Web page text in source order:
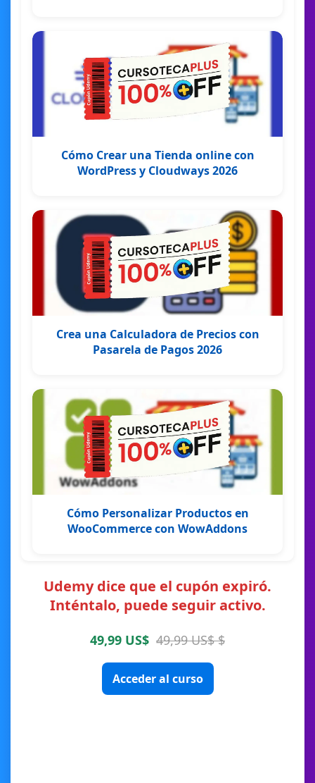
Cómo Crear una Tienda online con
WordPress y Cloudways 2026
Crea una Calculadora de Precios con
Pasarela de Pagos 2026
Cómo Personalizar Productos en
WooCommerce con WowAddons
Udemy dice que el cupón expiró.
Inténtalo, puede seguir activo.
49,99 US$ 49,99 US$ $
Acceder al curso